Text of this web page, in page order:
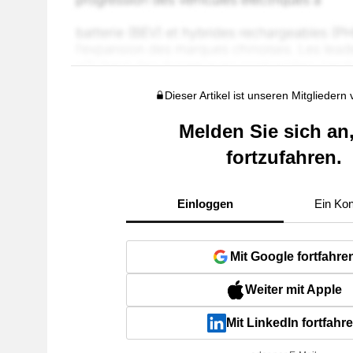
Dieser Artikel ist unseren Mitgliedern
Melden Sie sich
fortzufahren.
Einloggen Ein
Mit Google
Weiter mit Apple
Mit LinkedIn